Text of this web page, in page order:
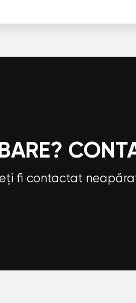
fi contactat